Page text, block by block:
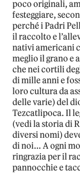
poco originali,
festeggiare,
perché i Padri
il raccolto e
nativi americani
meglio il grano e
che nei cortili
di mille anni e
loro cultura da
delle varie) del
Tezcatlipoca. Il
(vedi la storia di
diversi nomi)
di noi… A ogni
ringrazia per il
pannocchie e